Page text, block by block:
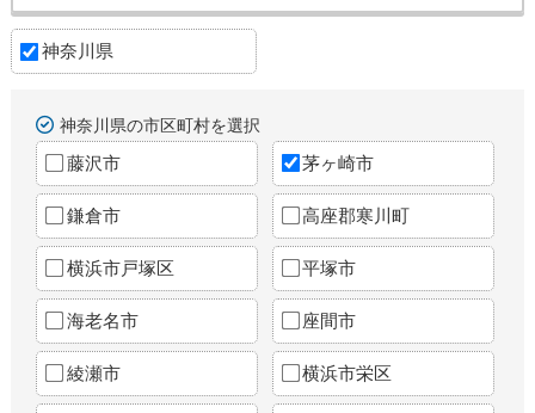
神奈川県
神奈川県の市区町村を選択
藤沢市 茅ヶ崎市
鎌倉市 高座郡寒川町
横浜市戸塚区 平塚市
海老名市 座間市
綾瀬市 横浜市栄区